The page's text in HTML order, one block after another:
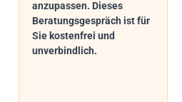
anzupassen. Dieses
Beratungsgespräch ist für
Sie kostenfrei und
unverbindlich.